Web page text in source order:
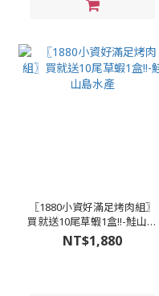
〖1880小資好滿足烤肉組〗
買就送10尾草蝦1盒!!-鮭山島
水產
NT$1,880